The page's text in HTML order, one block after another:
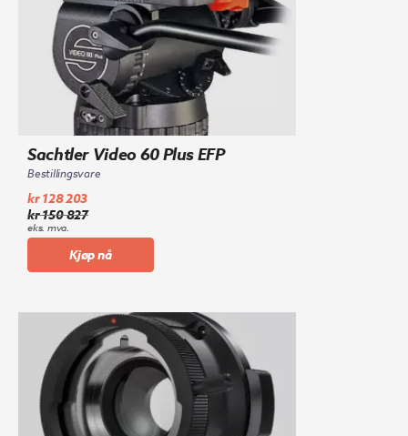
Sachtler Video 60 Plus EFP
Bestillingsvare
kr150 827
Opprinnelig
pris
kr128 203
Nåværende
pris
eks. mva.
Kjøp nå